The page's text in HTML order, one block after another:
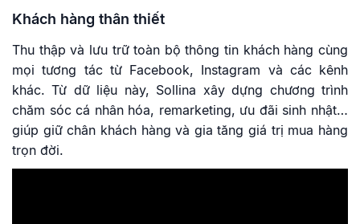
Khách hàng thân thiết
Thu thập và lưu trữ toàn bộ thông tin khách hàng cùng
mọi tương tác từ Facebook, Instagram và các kênh
khác. Từ dữ liệu này, Sollina xây dựng chương trình
chăm sóc cá nhân hóa, remarketing, ưu đãi sinh nhật…
giúp giữ chân khách hàng và gia tăng giá trị mua hàng
trọn đời.